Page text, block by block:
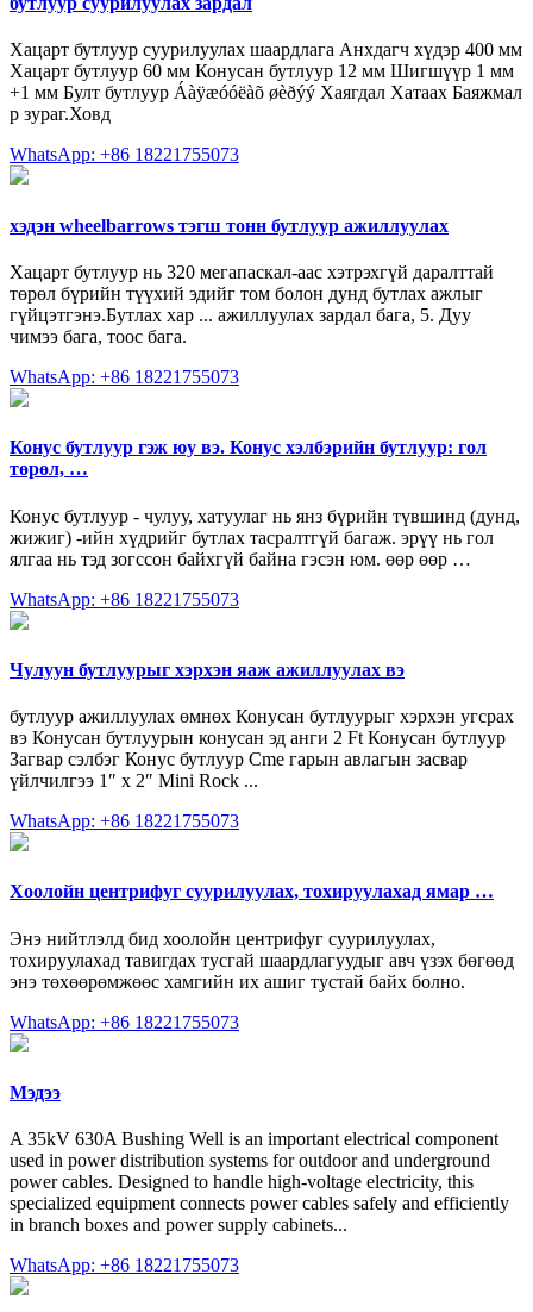
Хацарт бутлуур суурилуулах шаардлага Анхдагч хүдэр 400 мм
Хацарт бутлуур 60 мм Конусан бутлуур 12 мм Шигшүүр 1 мм
+1 мм Булт бутлуур Áàÿæóóëàõ øèðýý Хаягдал Хатаах Баяжмал
р зураг.Ховд
WhatsApp: +86 18221755073
хэдэн wheelbarrows тэгш тонн бутлуур ажиллуулах
Хацарт бутлуур нь 320 мегапаскал-аас хэтрэхгүй даралттай
төрөл бүрийн түүхий эдийг том болон дунд бутлах ажлыг
гүйцэтгэнэ.Бутлах хар ... ажиллуулах зардал бага, 5. Дуу
чимээ бага, тоос бага.
WhatsApp: +86 18221755073
Конус бутлуур гэж юу вэ. Конус хэлбэрийн бутлуур: гол
төрөл, …
Конус бутлуур - чулуу, хатуулаг нь янз бүрийн түвшинд (дунд,
жижиг) -ийн хүдрийг бутлах тасралтгүй багаж. эрүү нь гол
ялгаа нь тэд зогссон байхгүй байна гэсэн юм. өөр өөр …
WhatsApp: +86 18221755073
Чулуун бутлуурыг хэрхэн яаж ажиллуулах вэ
бутлуур ажиллуулах өмнөх Конусан бутлуурыг хэрхэн угсрах
вэ Конусан бутлуурын конусан эд анги 2 Ft Конусан бутлуур
Загвар сэлбэг Конус бутлуур Cme гарын авлагын засвар
үйлчилгээ 1″ x 2″ Mini Rock ...
WhatsApp: +86 18221755073
Хоолойн центрифуг суурилуулах, тохируулахад ямар …
Энэ нийтлэлд бид хоолойн центрифуг суурилуулах,
тохируулахад тавигдах тусгай шаардлагуудыг авч үзэх бөгөөд
энэ төхөөрөмжөөс хамгийн их ашиг тустай байх болно.
WhatsApp: +86 18221755073
Мэдээ
A 35kV 630A Bushing Well is an important electrical component
used in power distribution systems for outdoor and underground
power cables. Designed to handle high-voltage electricity, this
specialized equipment connects power cables safely and efficiently
in branch boxes and power supply cabinets...
WhatsApp: +86 18221755073